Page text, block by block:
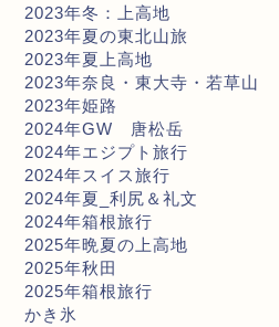
2023年冬：上高地
2023年夏の東北山旅
2023年夏上高地
2023年奈良・東大寺・若草山
2023年姫路
2024年GW 唐松岳
2024年エジプト旅行
2024年スイス旅行
2024年夏_利尻＆礼文
2024年箱根旅行
2025年晩夏の上高地
2025年秋田
2025年箱根旅行
かき氷